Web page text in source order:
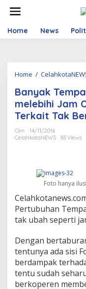
t
Home News
Home /
Banyak
melebihi Jam
Terkait Tak
Ckn
14/11/2016
CelahkotaNEWS
83 Views
Foto hanya
Pertubuhan
tak ubah seperti
Dengan
tentunya ada sisi
berdampak
tentu sudah
berkoperen